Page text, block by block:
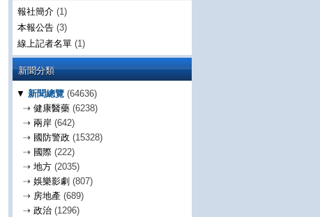
報社簡介 (1)
本報公告 (3)
線上記者名單 (1)
新聞分類
▼ 新聞總覽 (64636)
⇢ 健康醫藥 (6238)
⇢ 兩岸 (642)
⇢ 國防警政 (15328)
⇢ 國際 (222)
⇢ 地方 (2035)
⇢ 娛樂影劇 (807)
⇢ 房地產 (689)
⇢ 政治 (1296)